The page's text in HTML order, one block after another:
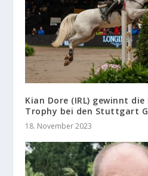
Kian Dore (IRL) gewinnt die
Trophy bei den Stuttgart
18. November 2023